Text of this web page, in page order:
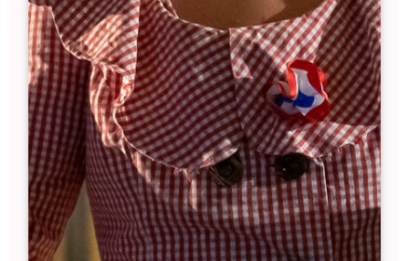
CAMPING-CAR PARK DE
LUSSAC
9 km*
+33 (0)1 83 64 69 21
communication@campingcarpark.com
33570 Lussac
Parc de jeux pour enfants